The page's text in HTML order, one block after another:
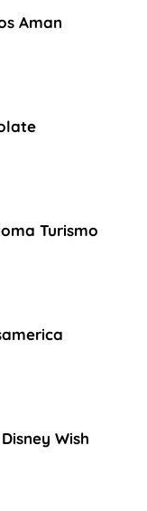
Aman
Turismo
Wish